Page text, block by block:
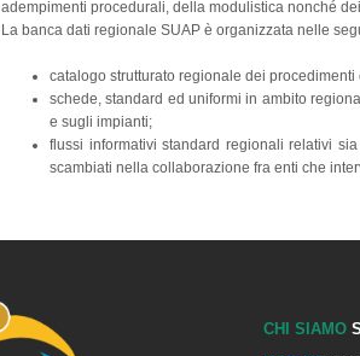
adempimenti procedurali, della modulistica nonché
La banca dati regionale SUAP è organizzata nelle
catalogo strutturato regionale dei
schede, standard ed uniformi in ambito
e sugli impianti;
flussi informativi standard regionali relativi
scambiati nella collaborazione fra enti che
CHI SIAMO